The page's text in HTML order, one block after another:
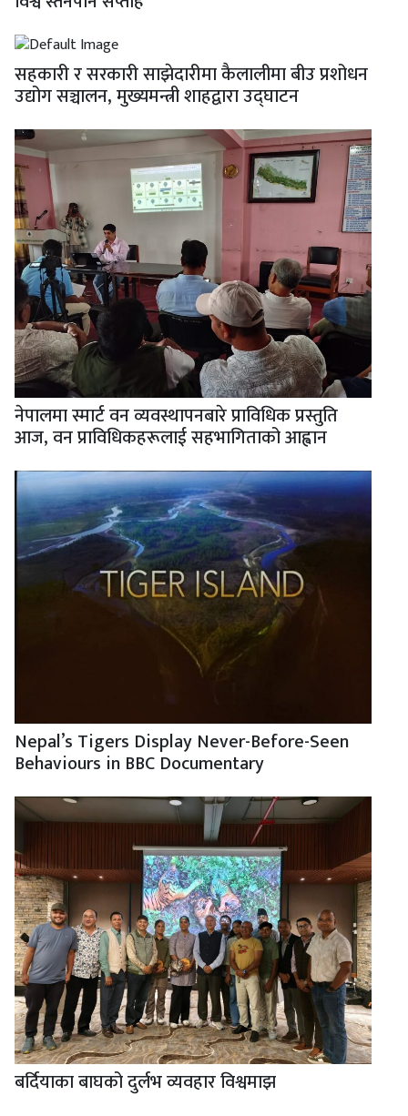
सहकारी र सरकारी साझेदारीमा कैलालीमा बीउ प्रशोधन
उद्योग सञ्चालन, मुख्यमन्त्री शाहद्वारा उद्घाटन
नेपालमा स्मार्ट वन व्यवस्थापनबारे प्राविधिक प्रस्तुति
आज, वन प्राविधिकहरूलाई सहभागिताको आह्वान
Nepal’s Tigers Display Never-Before-Seen
Behaviours in BBC Documentary
बर्दियाका बाघको दुर्लभ व्यवहार विश्वमाझ